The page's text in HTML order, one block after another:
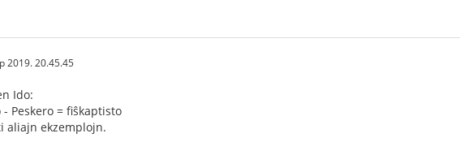
2019. 20.45.45
Ido:
- Peskero = fiŝkaptisto
aliajn ekzemplojn.